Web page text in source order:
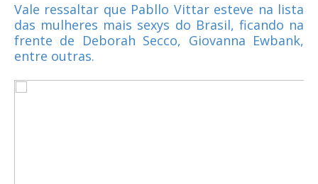
Vale ressaltar que Pabllo Vittar esteve na lista
das mulheres mais sexys do Brasil, ficando na
frente de Deborah Secco, Giovanna Ewbank,
entre outras.